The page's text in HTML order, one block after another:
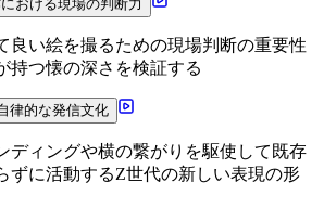
おける現場の判断力
良い絵を撮るための現場判断の重要性
持つ懐の深さを検証する
律的な発信文化
ディングや横の繋がりを駆使して既存
ずに活動するZ世代の新しい表現の形